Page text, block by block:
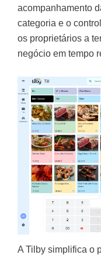
acompanhamento
categoria e o
os proprietários a
negócio em tempo
A Tilby simplifica o